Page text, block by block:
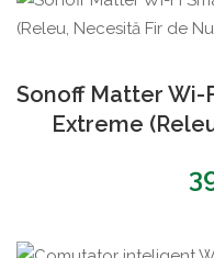
Sonoff Matter Wi-
Extreme